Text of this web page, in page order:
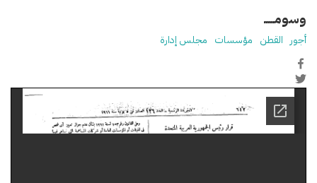
وسومـــــ
أجور القطن مؤسسات مجلس إدارة